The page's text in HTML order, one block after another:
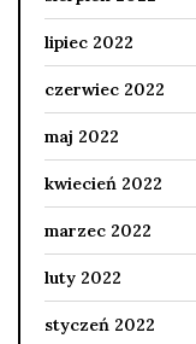
lipiec 2022
czerwiec 2022
maj 2022
kwiecień 2022
marzec 2022
luty 2022
styczeń 2022